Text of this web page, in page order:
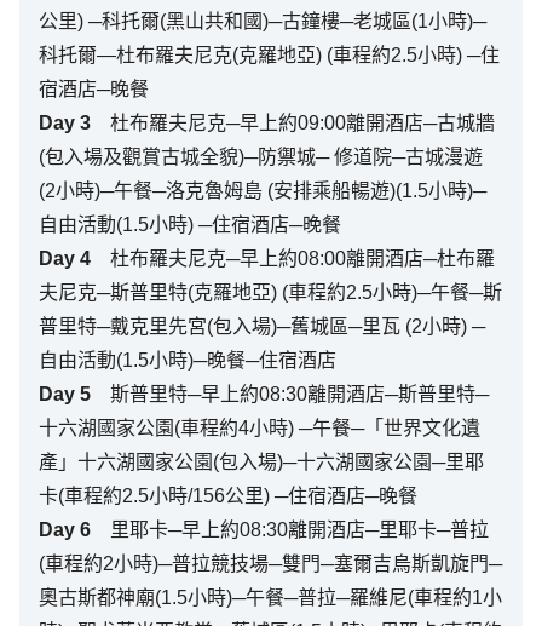
公里) ─科托爾(黑山共和國)─古鐘樓─老城區(1小時)─
科托爾—杜布羅夫尼克(克羅地亞) (車程約2.5小時) ─住
宿酒店─晚餐
Day 3
杜布羅夫尼克─早上約09:00離開酒店─古城牆
(包入場及觀賞古城全貌)─防禦城─ 修道院─古城漫遊
(2小時)─午餐─洛克魯姆島 (安排乘船暢遊)(1.5小時)─
自由活動(1.5小時) ─住宿酒店─晚餐
Day 4
杜布羅夫尼克─早上約08:00離開酒店─杜布羅
夫尼克─斯普里特(克羅地亞) (車程約2.5小時)─午餐─斯
普里特─戴克里先宮(包入場)─舊城區─里瓦 (2小時) ─
自由活動(1.5小時)─晚餐─住宿酒店
Day 5
斯普里特─早上約08:30離開酒店─斯普里特─
十六湖國家公園(車程約4小時) ─午餐─「世界文化遺
產」十六湖國家公園(包入場)─十六湖國家公園─里耶
卡(車程約2.5小時/156公里) ─住宿酒店─晚餐
Day 6
里耶卡─早上約08:30離開酒店─里耶卡─普拉
(車程約2小時)─普拉競技場─雙門─塞爾吉烏斯凱旋門─
奧古斯都神廟(1.5小時)─午餐─普拉─羅維尼(車程約1小